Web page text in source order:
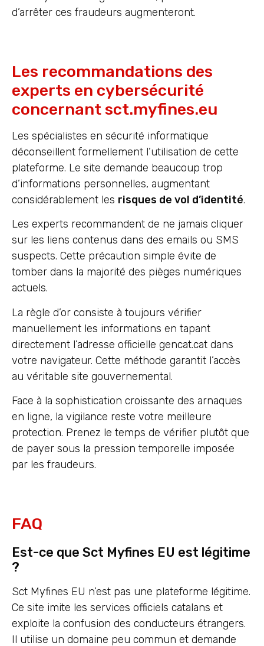
d’arrêter ces fraudeurs augmenteront.
Les recommandations des
experts en cybersécurité
concernant sct.myfines.eu
Les spécialistes en sécurité informatique
déconseillent formellement l’utilisation de cette
plateforme. Le site demande beaucoup trop
d’informations personnelles, augmentant
considérablement les risques de vol d’identité.
Les experts recommandent de ne jamais cliquer
sur les liens contenus dans des emails ou SMS
suspects. Cette précaution simple évite de
tomber dans la majorité des pièges numériques
actuels.
La règle d’or consiste à toujours vérifier
manuellement les informations en tapant
directement l’adresse officielle gencat.cat dans
votre navigateur. Cette méthode garantit l’accès
au véritable site gouvernemental.
Face à la sophistication croissante des arnaques
en ligne, la vigilance reste votre meilleure
protection. Prenez le temps de vérifier plutôt que
de payer sous la pression temporelle imposée
par les fraudeurs.
FAQ
Est-ce que Sct Myfines EU est légitime
?
Sct Myfines EU n’est pas une plateforme légitime.
Ce site imite les services officiels catalans et
exploite la confusion des conducteurs étrangers.
Il utilise un domaine peu commun et demande